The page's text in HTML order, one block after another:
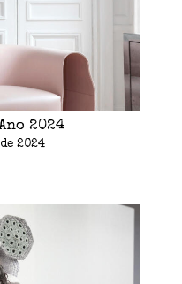
2024
2024